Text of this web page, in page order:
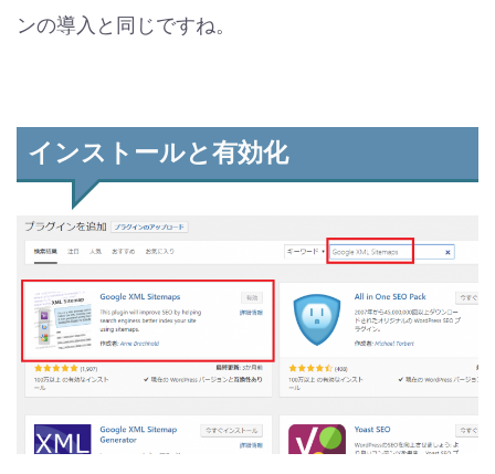
ンの導入と同じですね。
インストールと有効化